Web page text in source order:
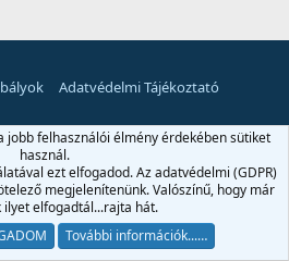
Adatvédelmi Tájékoztató
jobb felhasználói élmény érdekében sütiket
használ.
ezt elfogadod. Az adatvédelmi (GDPR)
megjelenítenünk. Valószínű, hogy már
ilyet elfogadtál...rajta hát.
További információk...…